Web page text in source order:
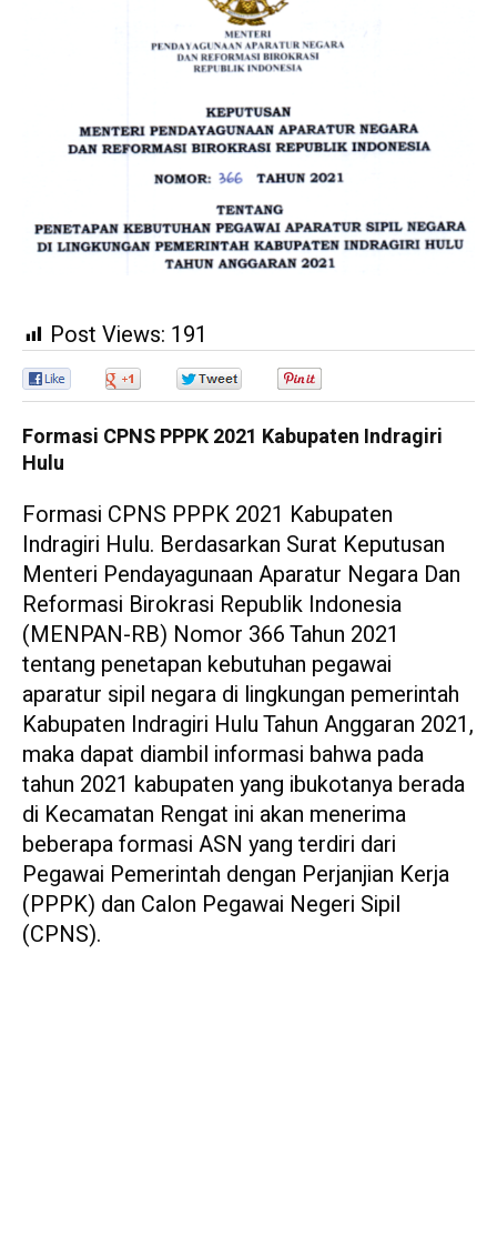
Post Views: 191
Formasi CPNS PPPK 2021 Kabupaten Indragiri
Hulu
Formasi CPNS PPPK 2021 Kabupaten
Indragiri Hulu. Berdasarkan Surat Keputusan
Menteri Pendayagunaan Aparatur Negara Dan
Reformasi Birokrasi Republik Indonesia
(MENPAN-RB) Nomor 366 Tahun 2021
tentang penetapan kebutuhan pegawai
aparatur sipil negara di lingkungan pemerintah
Kabupaten Indragiri Hulu Tahun Anggaran 2021,
maka dapat diambil informasi bahwa pada
tahun 2021 kabupaten yang ibukotanya berada
di Kecamatan Rengat ini akan menerima
beberapa formasi ASN yang terdiri dari
Pegawai Pemerintah dengan Perjanjian Kerja
(PPPK) dan Calon Pegawai Negeri Sipil
(CPNS).